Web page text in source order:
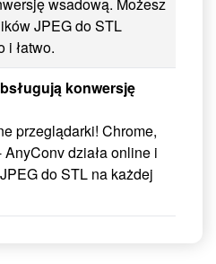
wsadową. Możesz
JPEG do STL
i łatwo.
konwersję
przeglądarki! Chrome,
działa online i
do STL na każdej